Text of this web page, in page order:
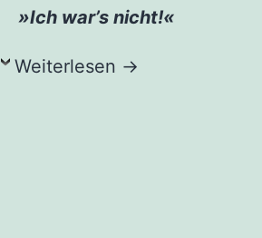
»Ich war’s nicht!«
Weiterlesen →